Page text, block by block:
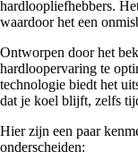
hardloopliefhebbers.
waardoor het een
Ontworpen door het
hardloopervaring te
technologie biedt het
dat je koel blijft, zelfs
Hier zijn een paar
onderscheiden: